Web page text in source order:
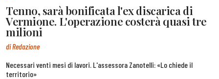
Tenno, sarà bonificata l'ex discarica di
Vermione. L'operazione costerà quasi tre
milioni
di Redazione
Necessari venti mesi di lavori. L'assessora Zanotelli: «Lo chiede il
territorio»